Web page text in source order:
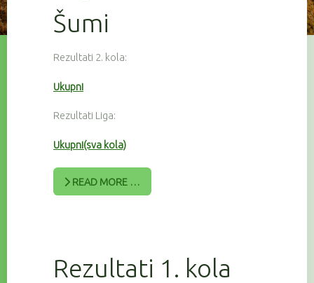
Šumi
Rezultati 2. kola:
Ukupni
Rezultati Liga:
Ukupni(sva kola)
READ MORE …
Rezultati 1. kola